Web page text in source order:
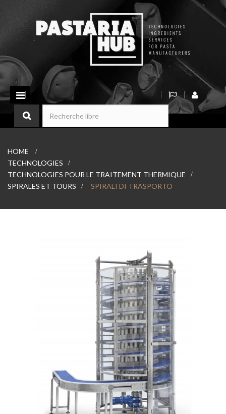
Basculer
la
navigation
HOME
>
TECHNOLOGIES
>
TECHNOLOGIES POUR LE TRAITEMENT THERMIQUE
>
SPIRALES ET TOURS
> SPIRALI DI TRASPORTO